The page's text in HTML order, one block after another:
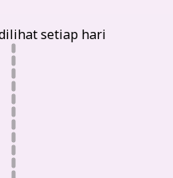
setiap hari